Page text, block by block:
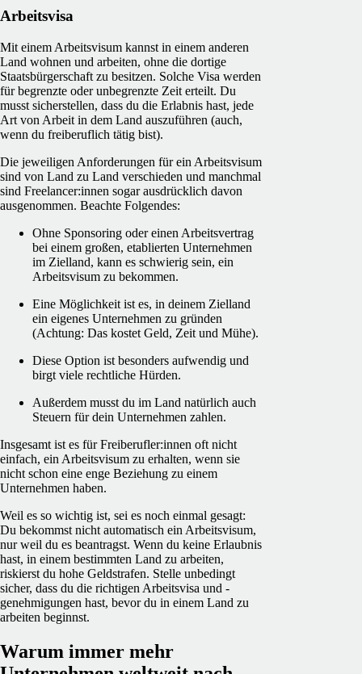
Arbeitsvisa
Mit einem Arbeitsvisum kannst in einem anderen
Land wohnen und arbeiten, ohne die dortige
Staatsbürgerschaft zu besitzen. Solche Visa werden
für begrenzte oder unbegrenzte Zeit erteilt. Du
musst sicherstellen, dass du die Erlabnis hast, jede
Art von Arbeit in dem Land auszuführen (auch,
wenn du freiberuflich tätig bist).
Die jeweiligen Anforderungen für ein Arbeitsvisum
sind von Land zu Land verschieden und manchmal
sind Freelancer:innen sogar ausdrücklich davon
ausgenommen. Beachte Folgendes:
Ohne Sponsoring oder einen Arbeitsvertrag
bei einem großen, etablierten Unternehmen
im Zielland, kann es schwierig sein, ein
Arbeitsvisum zu bekommen.
Eine Möglichkeit ist es, in deinem Zielland
ein eigenes Unternehmen zu gründen
(Achtung: Das kostet Geld, Zeit und Mühe).
Diese Option ist besonders aufwendig und
birgt viele rechtliche Hürden.
Außerdem musst du im Land natürlich auch
Steuern für dein Unternehmen zahlen.
Insgesamt ist es für Freiberufler:innen oft nicht
einfach, ein Arbeitsvisum zu erhalten, wenn sie
nicht schon eine enge Beziehung zu einem
Unternehmen haben.
Weil es so wichtig ist, sei es noch einmal gesagt:
Du bekommst nicht automatisch ein Arbeitsvisum,
nur weil du es beantragst. Wenn du keine Erlaubnis
hast, in einem bestimmten Land zu arbeiten,
riskierst du hohe Geldstrafen. Stelle unbedingt
sicher, dass du die richtigen Arbeitsvisa und -
genehmigungen hast, bevor du in einem Land zu
arbeiten beginnst.
Warum immer mehr